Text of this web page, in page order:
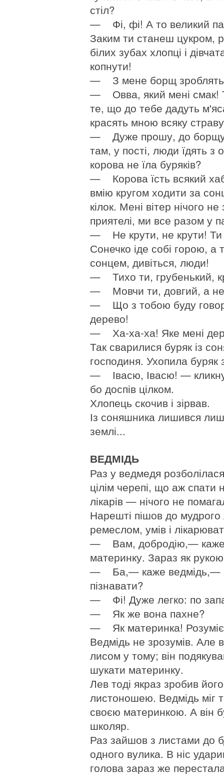
стіл?
— Фі, фі! А то великий
Заким ти станеш цукром,
білих зубах хлопці і
копнути!
— З мене борщ зроблять,
— Овва, який мені смак!
те, що до тебе дадуть
красять мною всяку
— Дуже прошу, до борщу
там, у пості, люди їдять з
корова не їла буряків?
— Корова їсть всякий
вмію кругом ходити за
кілок. Мені вітер нічого
приятелі, ми все разом у
— Не крути, не крути! Ти
Сонечко іде собі горою,
сонцем, дивіться, люди!
— Тихо ти, грубенький,
— Мовчи ти, довгий, а
— Що з тобою буду
дерево!
— Ха-ха-ха! Яке мені
Так сварилися буряк із
господиня. Ухопила буряк
— Івасю, Івасю! —
бо доспів цілком.
Хлопець скочив і зірвав.
Із соняшника лишився
землі...
ВЕДМІДЬ
Раз у ведмедя
цілім черепі, що аж спати
лікарів — нічого не
Нарешті пішов до
ремеслом, умів і
— Вам, добродію,— каже
материнку. Зараз як
— Ба,— каже ведмідь,—
пізнавати?
— Фі! Дуже легко: по
— Як же вона пахне?
— Як материнка!
Ведмідь не зрозумів. Але
лисом у тому; він
шукати материнку.
Лев тоді якраз зробив
листоношею. Ведмідь міг
своєю материнкою. А він
школяр.
Раз зайшов з листами до
одного вулика. В ніс
голова зараз же